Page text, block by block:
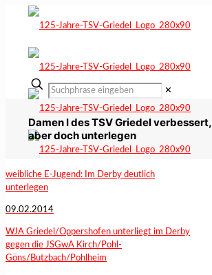
✕
Damen I des TSV Griedel verbessert,
aber doch unterlegen
weibliche E-Jugend: Im Derby deutlich
unterlegen
09.02.2014
WJA Griedel/Oppershofen unterliegt im Derby
gegen die JSGwA Kirch/Pohl-
Göns/Butzbach/Pohlheim